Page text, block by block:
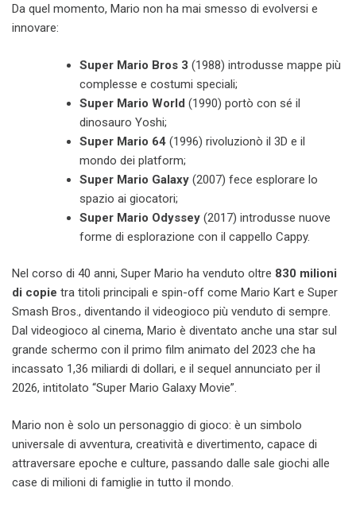
Da quel momento, Mario non ha mai smesso di evolversi e
innovare:
Super Mario Bros 3 (1988) introdusse mappe più
complesse e costumi speciali;
Super Mario World (1990) portò con sé il
dinosauro Yoshi;
Super Mario 64 (1996) rivoluzionò il 3D e il
mondo dei platform;
Super Mario Galaxy (2007) fece esplorare lo
spazio ai giocatori;
Super Mario Odyssey (2017) introdusse nuove
forme di esplorazione con il cappello Cappy.
Nel corso di 40 anni, Super Mario ha venduto oltre 830 milioni
di copie tra titoli principali e spin-off come Mario Kart e Super
Smash Bros., diventando il videogioco più venduto di sempre.
Dal videogioco al cinema, Mario è diventato anche una star sul
grande schermo con il primo film animato del 2023 che ha
incassato 1,36 miliardi di dollari, e il sequel annunciato per il
2026, intitolato “Super Mario Galaxy Movie”.
Mario non è solo un personaggio di gioco: è un simbolo
universale di avventura, creatività e divertimento, capace di
attraversare epoche e culture, passando dalle sale giochi alle
case di milioni di famiglie in tutto il mondo.